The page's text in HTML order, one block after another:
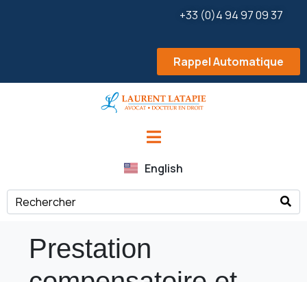
+33 (0)4 94 97 09 37
Rappel Automatique
English
Prestation